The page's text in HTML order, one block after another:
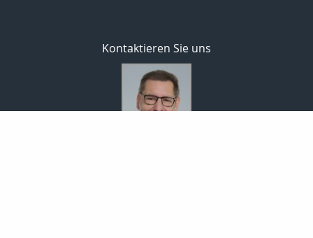
Kontaktieren Sie uns